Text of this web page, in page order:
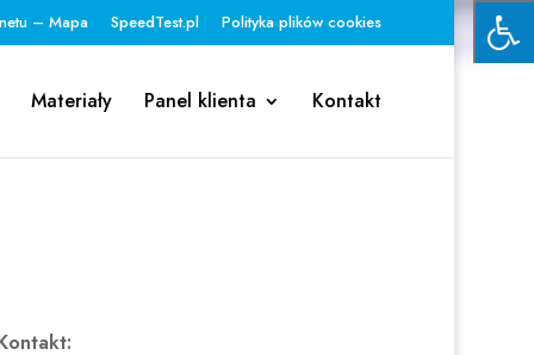
– Mapa SpeedTest.pl Polityka plików cookies
Materiały Panel klienta Kontakt